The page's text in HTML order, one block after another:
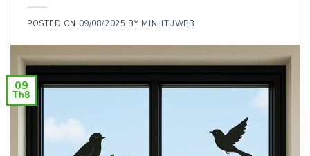
POSTED ON 09/08/2025 BY MINHTUWEB
09
Th8